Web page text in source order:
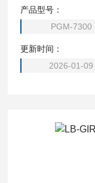
产品型号：
PGM-7300
更新时间：
2026-01-09